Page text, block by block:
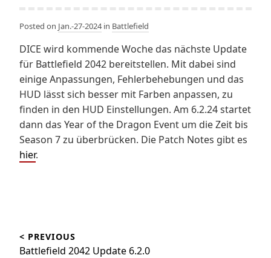
Posted on Jan.-27-2024in Battlefield
DICE wird kommende Woche das nächste Update
für Battlefield 2042 bereitstellen. Mit dabei sind
einige Anpassungen, Fehlerbehebungen und das
HUD lässt sich besser mit Farben anpassen, zu
finden in den HUD Einstellungen. Am 6.2.24 startet
dann das Year of the Dragon Event um die Zeit bis
Season 7 zu überbrücken. Die Patch Notes gibt es
hier.
< PREVIOUS
Battlefield 2042 Update 6.2.0